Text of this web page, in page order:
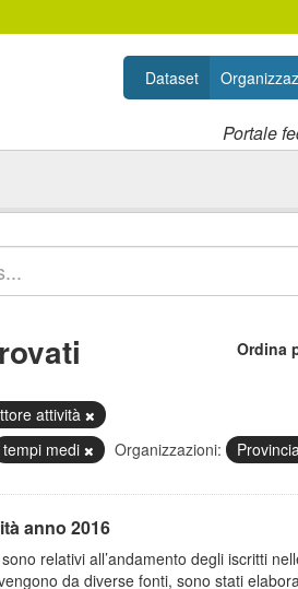
Portale
Dataset
Ordina
attività
tempi medi Organizzazioni:
anno 2016
relativi all’andamento degli iscritti
da diverse fonti, sono stati